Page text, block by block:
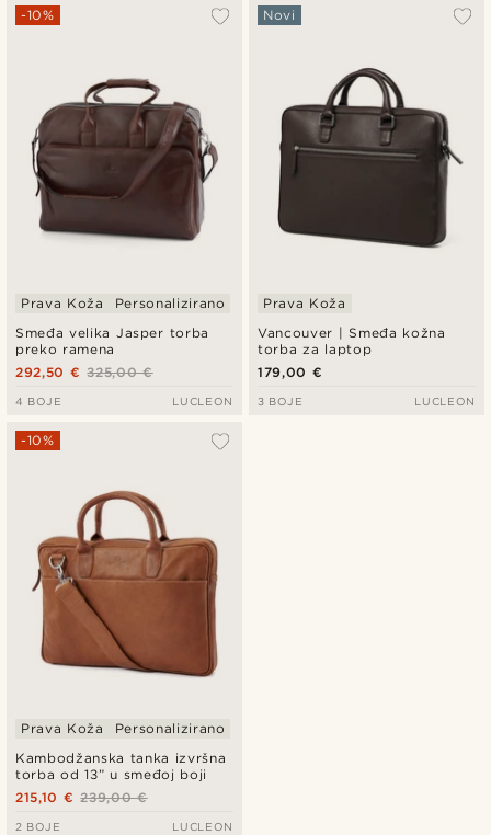
Smeđa velika Jasper torba
preko ramena
-10%
Prava Koža Personalizirano
325,00 €
292,50 €
4 BOJE LUCLEON
Vancouver | Smeđa kožna
torba za laptop
Novi
Prava Koža
179,00 €
3 BOJE LUCLEON
Kambodžanska tanka izvršna
torba od 13” u smeđoj boji
-10%
Prava Koža Personalizirano
239,00 €
215,10 €
2 BOJE LUCLEON